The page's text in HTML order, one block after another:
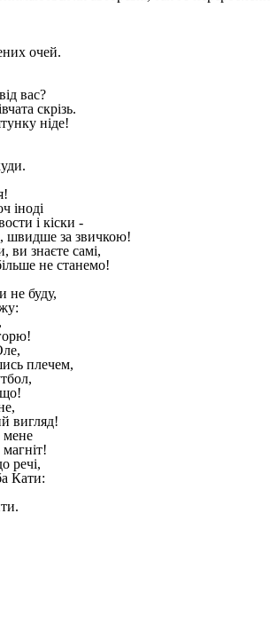
очей.
вас?
скрізь.
ніде!
іноді
і кіски -
швидше за звичкою!
ви знаєте самі,
не станемо!
не буду,
плечем,
вигляд!
мене
речі,
Кати: